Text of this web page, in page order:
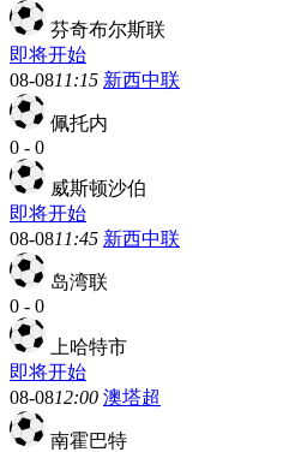
芬奇布尔斯联
即将开始
08-0811:15 新西中联
佩托内
0 - 0
威斯顿沙伯
即将开始
08-0811:45 新西中联
岛湾联
0 - 0
上哈特市
即将开始
08-0812:00 澳塔超
南霍巴特